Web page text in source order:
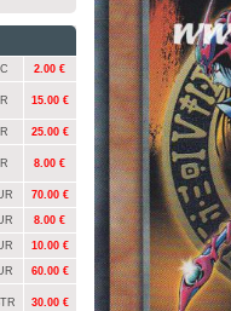
C 2.00 €
R 15.00 €
R 25.00 €
R 8.00 €
70.00 €
8.00 €
10.00 €
60.00 €
30.00 €